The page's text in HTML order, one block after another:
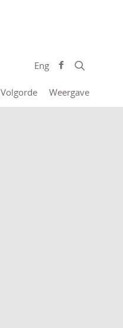
Eng
Volgorde Weergave